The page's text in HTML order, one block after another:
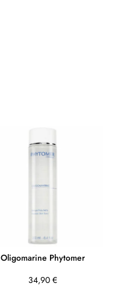
Oligomarine Phytomer
34,90 €